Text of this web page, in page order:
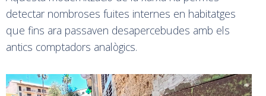
detectar nombroses fuites internes en habitatges
que fins ara passaven desapercebudes amb els
antics comptadors analògics.